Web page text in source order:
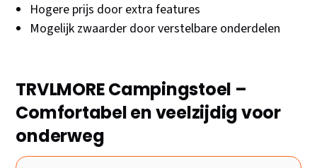
Hogere prijs door extra features
Mogelijk zwaarder door verstelbare onderdelen
TRVLMORE Campingstoel –
Comfortabel en veelzijdig voor
onderweg